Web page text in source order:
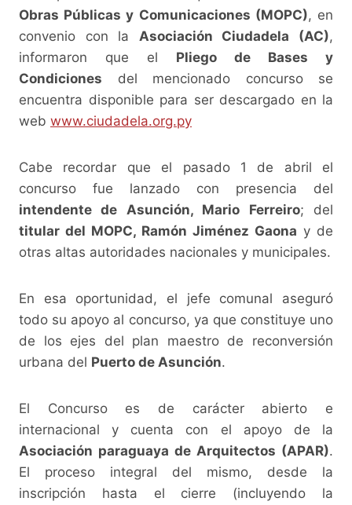
Obras Públicas y Comunicaciones (MOPC), en
convenio con la Asociación Ciudadela (AC),
informaron que el Pliego de Bases y
Condiciones del mencionado concurso se
encuentra disponible para ser descargado en la
web www.ciudadela.org.py
Cabe recordar que el pasado 1 de abril el
concurso fue lanzado con presencia del
intendente de Asunción, Mario Ferreiro; del
titular del MOPC, Ramón Jiménez Gaona y de
otras altas autoridades nacionales y municipales.
En esa oportunidad, el jefe comunal aseguró
todo su apoyo al concurso, ya que constituye uno
de los ejes del plan maestro de reconversión
urbana del Puerto de Asunción.
El Concurso es de carácter abierto e
internacional y cuenta con el apoyo de la
Asociación paraguaya de Arquitectos (APAR).
El proceso integral del mismo, desde la
inscripción hasta el cierre (incluyendo la